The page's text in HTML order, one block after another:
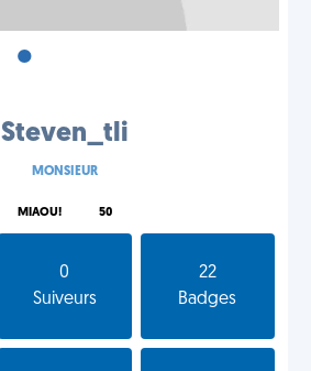
•
Steven_tli
MONSIEUR
MIAOU! 50
0
Suiveurs
22
Badges